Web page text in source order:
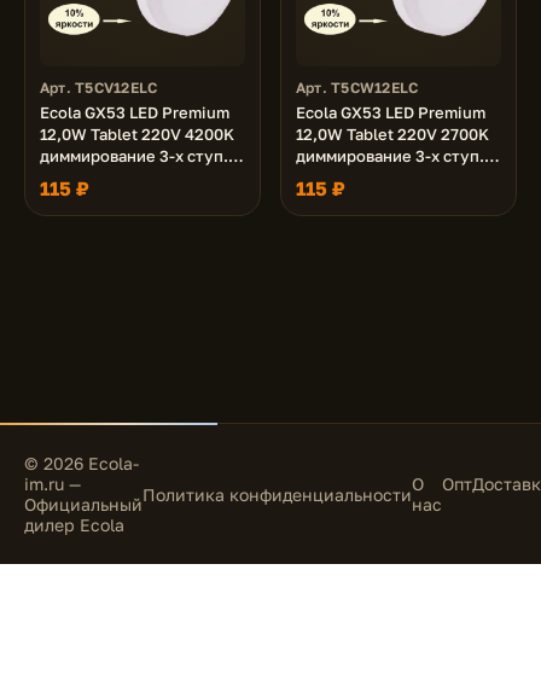
Арт. T5CV12ELC
Ecola GX53 LED Premium
12,0W Tablet 220V 4200K
диммирование 3-х ступ.
(100% -50% - 10% )
матовая 27x75
115 ₽
Арт. T5CW12ELC
Ecola GX53 LED Premium
12,0W Tablet 220V 2700K
диммирование 3-х ступ.
(100% -50% - 10% )
матовая 27x75
115 ₽
© 2026 Ecola-
im.ru —
Официальный
дилер Ecola
Политика конфиденциальностиО
нас
Опт